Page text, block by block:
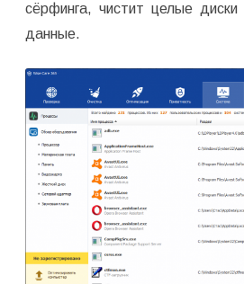
сёрфинга, чистит целые
данные.